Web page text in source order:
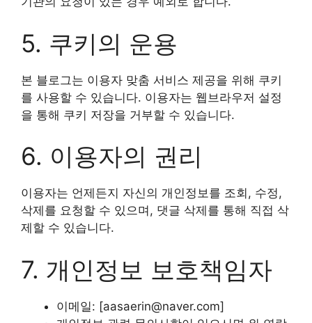
5. 쿠키의 운용
본 블로그는 이용자 맞춤 서비스 제공을 위해 쿠키
를 사용할 수 있습니다. 이용자는 웹브라우저 설정
을 통해 쿠키 저장을 거부할 수 있습니다.
6. 이용자의 권리
이용자는 언제든지 자신의 개인정보를 조회, 수정,
삭제를 요청할 수 있으며, 댓글 삭제를 통해 직접 삭
제할 수 있습니다.
7. 개인정보 보호책임자
이메일: [aasaerin@naver.com]